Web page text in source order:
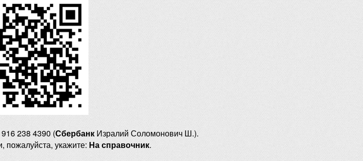
238 4390 (Сбербанк Изралий Соломонович Ш.).
пожалуйста, укажите: На справочник.